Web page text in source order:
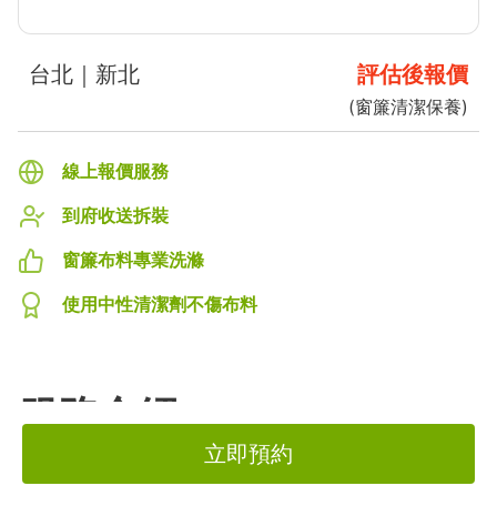
台北｜新北 評估後報價
(窗簾清潔保養)
線上報價服務
到府收送拆裝
窗簾布料專業洗滌
使用中性清潔劑不傷布料
服務介紹
【窗簾清潔與保養】
立即預約